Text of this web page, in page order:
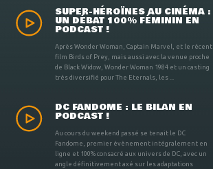
SUPER-HÉROÏNES AU CINÉMA :
UN DÉBAT 100% FÉMININ EN
PODCAST !
Après Wonder Woman, Captain Marvel, et le récent
film Birds of Prey, mais aussi avec la venue proche
de Black Widow, Wonder Woman 1984 et un casting
très diversifié pour The Eternals, les ...
DC FANDOME : LE BILAN EN
PODCAST !
Au cours du weekend passé se tenait le DC
Fandome, premier évènement intégralement en
ligne et 100% consacré aux univers de DC, avec un
angle définitivement axé sur les adaptations